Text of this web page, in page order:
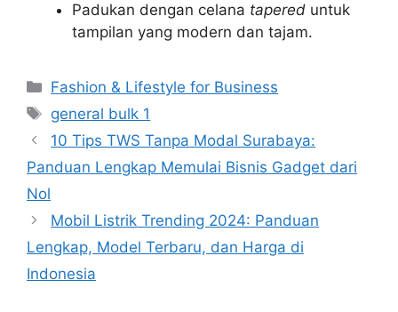
Padukan dengan celana tapered untuk
tampilan yang modern dan tajam.
Categories
Fashion & Lifestyle for Business
Tags
general bulk 1
10 Tips TWS Tanpa Modal Surabaya:
Panduan Lengkap Memulai Bisnis Gadget dari
Nol
Mobil Listrik Trending 2024: Panduan
Lengkap, Model Terbaru, dan Harga di
Indonesia